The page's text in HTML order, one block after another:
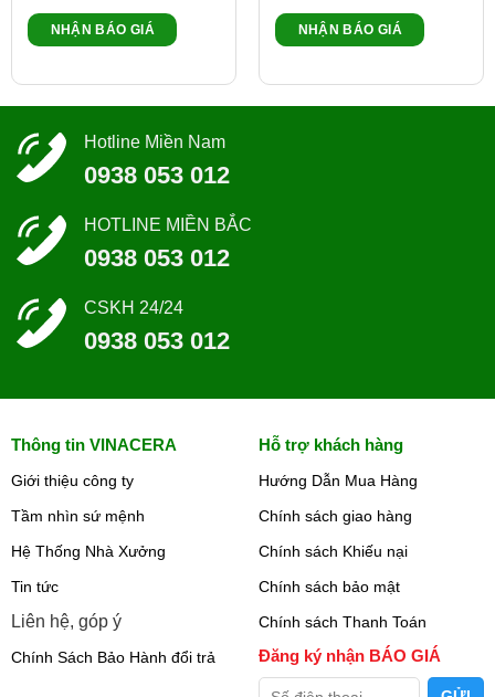
NHẬN BÁO GIÁ NHẬN BÁO GIÁ
Hotline Miền Nam
0938 053 012
HOTLINE MIỀN BẮC
0938 053 012
CSKH 24/24
0938 053 012
Thông tin VINACERA
Giới thiệu công ty
Tầm nhìn sứ mệnh
Hệ Thống Nhà Xưởng
Tin tức
Liên hệ, góp ý
Chính Sách Bảo Hành đổi trả
Hỗ trợ khách hàng
Hướng Dẫn Mua Hàng
Chính sách giao hàng
Chính sách Khiếu nại
Chính sách bảo mật
Chính sách Thanh Toán
Đăng ký nhận BÁO GIÁ